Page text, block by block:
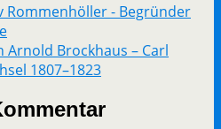
Rommenhöller - Begründer
Arnold Brockhaus – Carl
1807–1823